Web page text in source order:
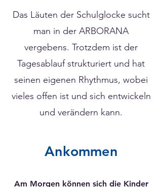
​Das Läuten der Schulglocke sucht
man in der ARBORANA
vergebens. Trotzdem ist der
Tagesablauf strukturiert und hat
seinen eigenen Rhythmus, wobei
vieles offen ist und sich entwickeln
und verändern kann.
Ankommen
Am Morgen können sich die Kinder